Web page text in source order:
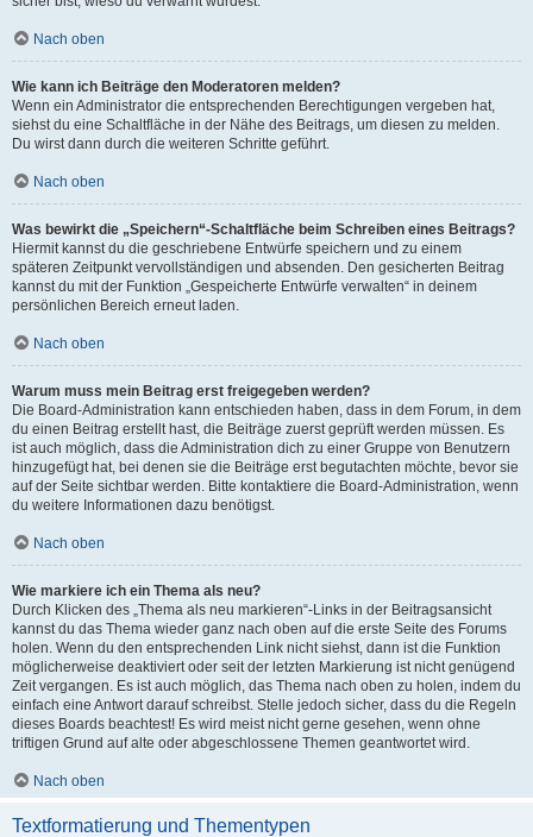
Nach oben
Wie kann ich Beiträge den Moderatoren melden?
Wenn ein Administrator die entsprechenden Berechtigungen vergeben hat,
siehst du eine Schaltfläche in der Nähe des Beitrags, um diesen zu melden.
Du wirst dann durch die weiteren Schritte geführt.
Nach oben
Was bewirkt die „Speichern“-Schaltfläche beim Schreiben eines Beitrags?
Hiermit kannst du die geschriebene Entwürfe speichern und zu einem
späteren Zeitpunkt vervollständigen und absenden. Den gesicherten Beitrag
kannst du mit der Funktion „Gespeicherte Entwürfe verwalten“ in deinem
persönlichen Bereich erneut laden.
Nach oben
Warum muss mein Beitrag erst freigegeben werden?
Die Board-Administration kann entschieden haben, dass in dem Forum, in dem
du einen Beitrag erstellt hast, die Beiträge zuerst geprüft werden müssen. Es
ist auch möglich, dass die Administration dich zu einer Gruppe von Benutzern
hinzugefügt hat, bei denen sie die Beiträge erst begutachten möchte, bevor sie
auf der Seite sichtbar werden. Bitte kontaktiere die Board-Administration, wenn
du weitere Informationen dazu benötigst.
Nach oben
Wie markiere ich ein Thema als neu?
Durch Klicken des „Thema als neu markieren“-Links in der Beitragsansicht
kannst du das Thema wieder ganz nach oben auf die erste Seite des Forums
holen. Wenn du den entsprechenden Link nicht siehst, dann ist die Funktion
möglicherweise deaktiviert oder seit der letzten Markierung ist nicht genügend
Zeit vergangen. Es ist auch möglich, das Thema nach oben zu holen, indem du
einfach eine Antwort darauf schreibst. Stelle jedoch sicher, dass du die Regeln
dieses Boards beachtest! Es wird meist nicht gerne gesehen, wenn ohne
triftigen Grund auf alte oder abgeschlossene Themen geantwortet wird.
Nach oben
Textformatierung und Thementypen